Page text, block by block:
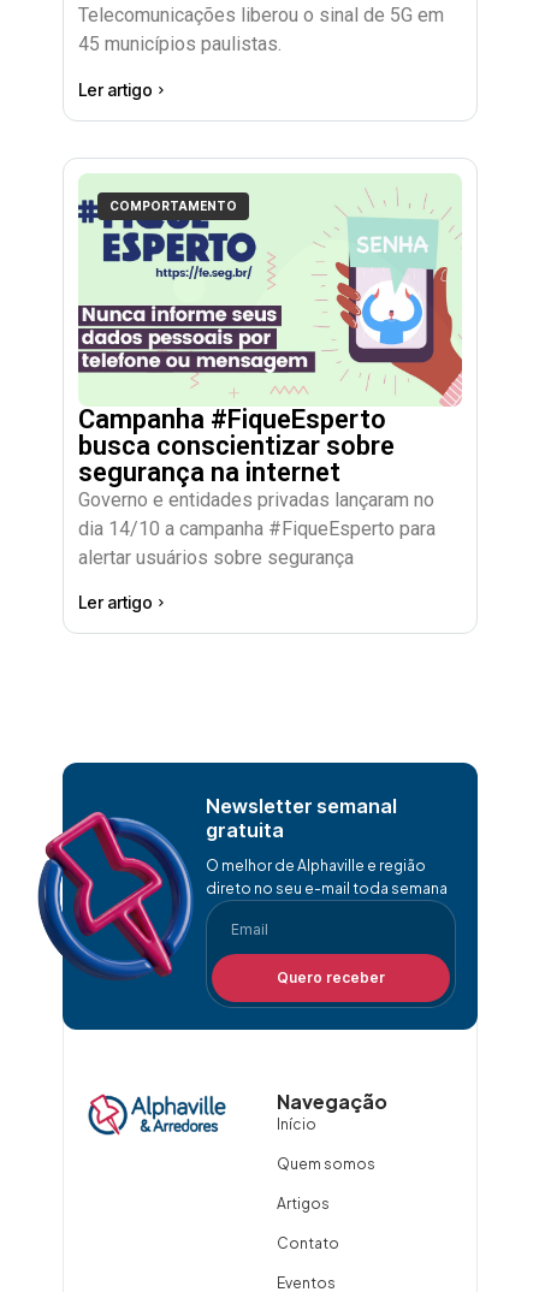
Telecomunicações liberou o sinal de 5G em
45 municípios paulistas.
Ler artigo
COMPORTAMENTO
Campanha #FiqueEsperto
busca conscientizar sobre
segurança na internet
Governo e entidades privadas lançaram no
dia 14/10 a campanha #FiqueEsperto para
alertar usuários sobre segurança
Ler artigo
Newsletter semanal
gratuita
O melhor de Alphaville e região
direto no seu e-mail toda semana
Quero receber
Navegação
Início
Quem somos
Artigos
Contato
Eventos